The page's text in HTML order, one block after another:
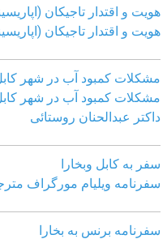
هویت و اقتدار تاجیکان
هویت و اقتدار تاجیکان
مشکلات کمبود آب در شهر
مشکلات کمبود آب در شهر
داکتر عبدالحنان روستائی
سفر به کابل وبخارا
سفرنامه ویلیام مورگراف
سفرنامه برنس به بخارا